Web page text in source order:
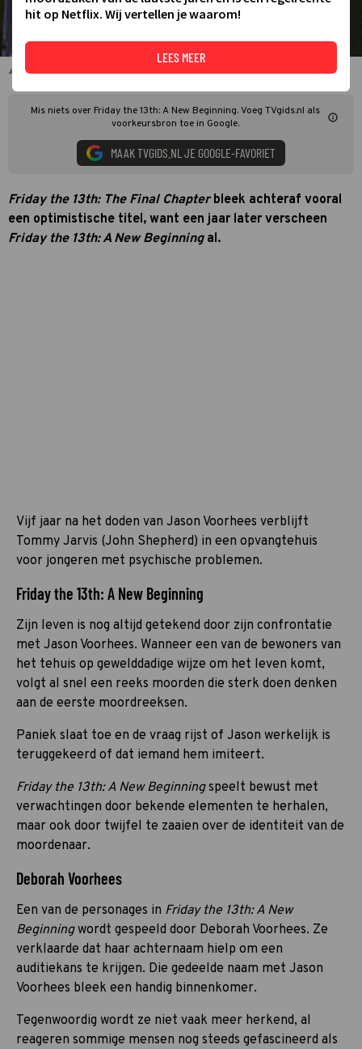
Still uit Friday the 13th: A New Beginning
Mis niets over Friday the 13th: A New Beginning. Voeg TVgids.nl als
voorkeursbron toe in Google.
MAAK TVGIDS.NL JE GOOGLE-FAVORIET
Friday the 13th: The Final Chapterbleek achteraf vooral
een optimistische titel, want een jaar later verscheen
Friday the 13th: A New Beginning al.
Vijf jaar na het doden van Jason Voorhees verblijft
Tommy Jarvis (John Shepherd) in een opvangtehuis
voor jongeren met psychische problemen.
Friday the 13th: A New Beginning
Zijn leven is nog altijd getekend door zijn confrontatie
met Jason Voorhees. Wanneer een van de bewoners van
het tehuis op gewelddadige wijze om het leven komt,
volgt al snel een reeks moorden die sterk doen denken
aan de eerste moordreeksen.
Paniek slaat toe en de vraag rijst of Jason werkelijk is
teruggekeerd of dat iemand hem imiteert.
Friday the 13th: A New Beginningspeelt bewust met
verwachtingen door bekende elementen te herhalen,
maar ook door twijfel te zaaien over de identiteit van de
moordenaar.
Deborah Voorhees
Een van de personages in Friday the 13th: A New
Beginningwordt gespeeld door Deborah Voorhees. Ze
verklaarde dat haar achternaam hielp om een
auditiekans te krijgen. Die gedeelde naam met Jason
Voorhees bleek een handig binnenkomer.
Tegenwoordig wordt ze niet vaak meer herkend, al
reageren sommige mensen nog steeds gefascineerd als
hit op Netflix. Wij vertellen je waarom!
LEES MEER